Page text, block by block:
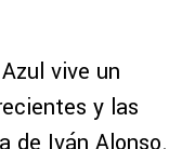
vive un
y las